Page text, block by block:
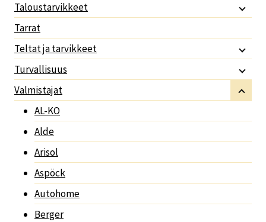
Taloustarvikkeet
Tarrat
Teltat ja tarvikkeet
Turvallisuus
Valmistajat
AL-KO
Alde
Arisol
Aspöck
Autohome
Berger